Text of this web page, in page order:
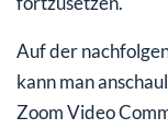
Auf der
kann man
Zoom Video